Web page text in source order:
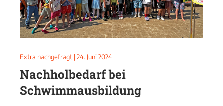
Extra nachgefragt | 24. Juni 2024
Nachholbedarf bei
Schwimmausbildung